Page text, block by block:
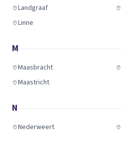
Landgraaf
Linne
M
Maasbracht
Maastricht
N
Nederweert